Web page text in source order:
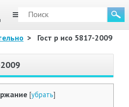
МЕНЮ
> Гост р исо 5817-2009
[убрать]